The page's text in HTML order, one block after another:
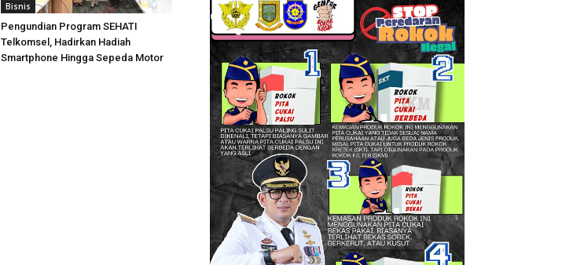
Bisnis
Pengundian Program SEHATI
Telkomsel, Hadirkan Hadiah
Smartphone Hingga Sepeda Motor